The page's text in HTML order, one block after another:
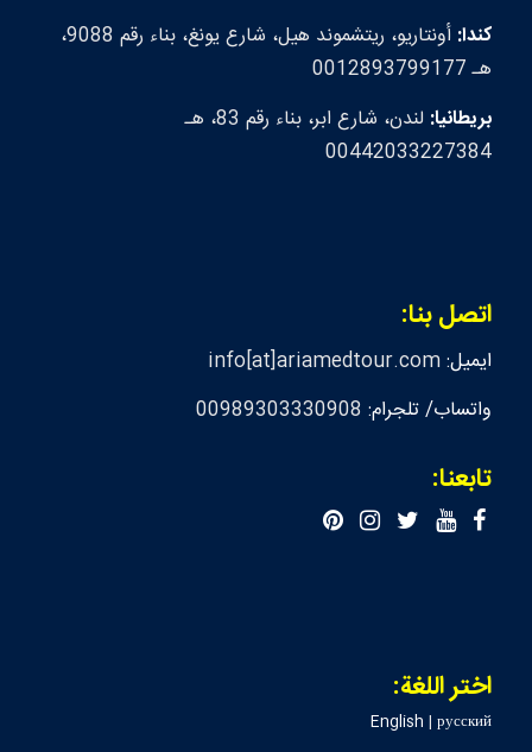
كندا:
أونتاريو، ريتشموند هيل، شارع يونغ، بناء رقم 9088،
هـ 0012893799177
بريطانيا:
لندن، شارع ابر، بناء رقم 83، هـ
00442033227384
اتصل بنا:
ايميل:info[at]ariamedtour.com
واتساب/ تلجرام: 00989303330908
تابعنا:
اختر اللغة:
English |русский